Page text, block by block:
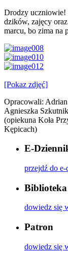
Drodzy uczniowie!
dzików, zajęcy
marcu, bo zima na
[Pokaz zdjęć]
Opracowali:
Agnieszka
(opiekuna Koła
Kępicach)
E-
przejdź do e-
Biblioteka
dowiedz się
Patron
dowiedz się